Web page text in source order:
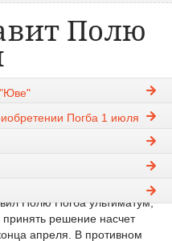
Полю
с молодым
Полю Погба ультиматум,
решение насчет
апреля. В противном
Погба 1 июля